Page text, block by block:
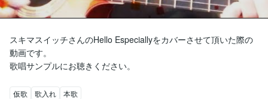
スキマスイッチさんのHello Especiallyをカバーさせて頂いた際の
動画です。
歌唱サンプルにお聴きください。
仮歌 歌入れ 本歌